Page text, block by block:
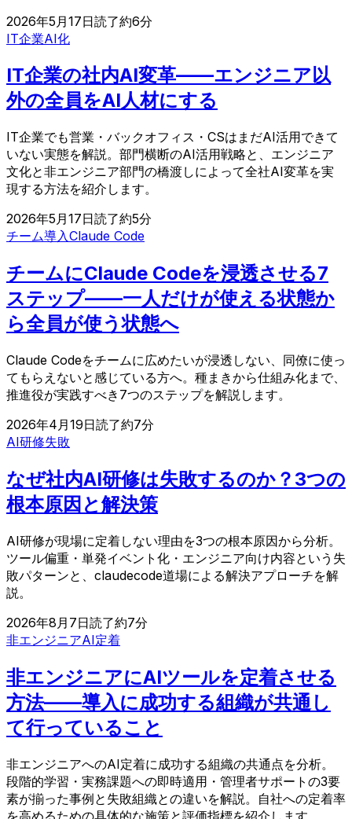
2026年5月17日読了約6分
IT企業AI化
IT企業の社内AI変革——エンジニア以
外の全員をAI人材にする
IT企業でも営業・バックオフィス・CSはまだAI活用できて
いない実態を解説。部門横断のAI活用戦略と、エンジニア
文化と非エンジニア部門の橋渡しによって全社AI変革を実
現する方法を紹介します。
2026年5月17日読了約5分
チーム導入Claude Code
チームにClaude Codeを浸透させる7
ステップ——一人だけが使える状態か
ら全員が使う状態へ
Claude Codeをチームに広めたいが浸透しない、同僚に使っ
てもらえないと感じている方へ。種まきから仕組み化まで、
推進役が実践すべき7つのステップを解説します。
2026年4月19日読了約7分
AI研修失敗
なぜ社内AI研修は失敗するのか？3つの
根本原因と解決策
AI研修が現場に定着しない理由を3つの根本原因から分析。
ツール偏重・単発イベント化・エンジニア向け内容という失
敗パターンと、claudecode道場による解決アプローチを解
説。
2026年8月7日読了約7分
非エンジニアAI定着
非エンジニアにAIツールを定着させる
方法——導入に成功する組織が共通し
て行っていること
非エンジニアへのAI定着に成功する組織の共通点を分析。
段階的学習・実務課題への即時適用・管理者サポートの3要
素が揃った事例と失敗組織との違いを解説。自社への定着率
を高めるための具体的な施策と評価指標を紹介します。